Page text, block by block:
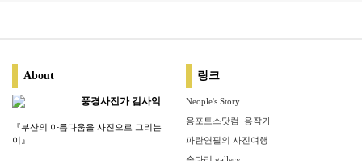
About
풍경사진가 김사익
『부산의 아름다움을 사진으로 그리는
이』
링크
Neople's Story
용포토스닷컴_용작가
파란연필의 사진여행